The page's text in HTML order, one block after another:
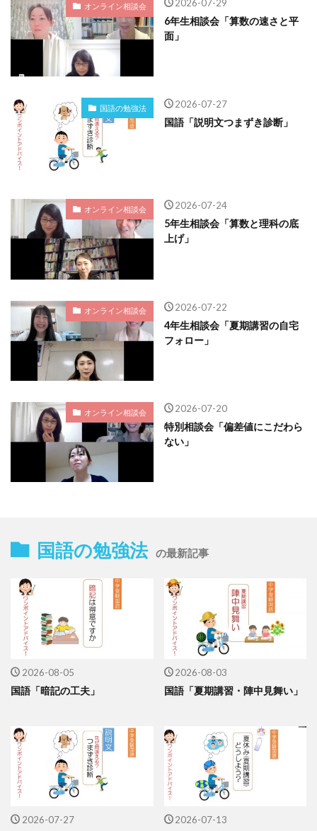
オンライン相談会 2026-07-29
6年生相談会「算数の速さと平
面」
国語の勉強法 2026-07-27
国語「説明文つまずき診断」
オンライン相談会 2026-07-24
5年生相談会「算数と理科の底
上げ」
オンライン相談会 2026-07-22
4年生相談会「夏期講習の自宅
フォロー」
オンライン相談会 2026-07-20
特別相談会「偏差値にこだわら
ない」
国語の勉強法 の最新記事
2026-08-05
国語「暗記の工夫」
2026-08-03
国語「夏期講習・陣中見舞い」
2026-07-27 2026-07-13